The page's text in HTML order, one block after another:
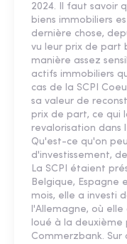
2024. Il faut savoir
biens immobiliers
dernière chose,
vu leur prix de part
manière assez
actifs immobiliers
cas de la SCPI
sa valeur de
prix de part, ce qui
revalorisation dans
Qu'est-ce qu'on
d'investissement,
La SCPI étaient
Belgique, Espagne
mois, elle a investi
l'Allemagne, où
loué à la deuxième
Commerzbank.